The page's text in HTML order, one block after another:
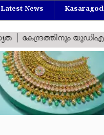
Latest News Kasaragod